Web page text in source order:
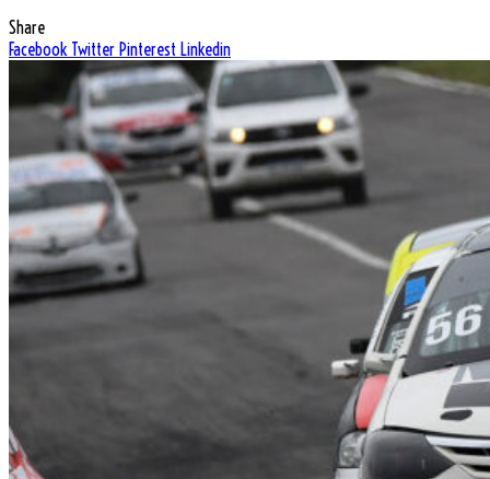
Share
Facebook Twitter Pinterest Linkedin